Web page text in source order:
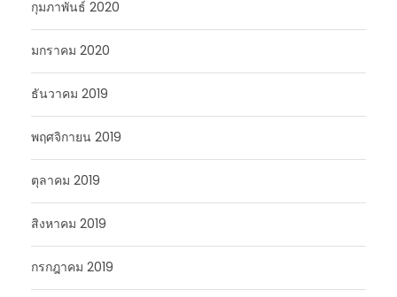
กุมภาพันธ์ 2020
มกราคม 2020
ธันวาคม 2019
พฤศจิกายน 2019
ตุลาคม 2019
สิงหาคม 2019
กรกฎาคม 2019